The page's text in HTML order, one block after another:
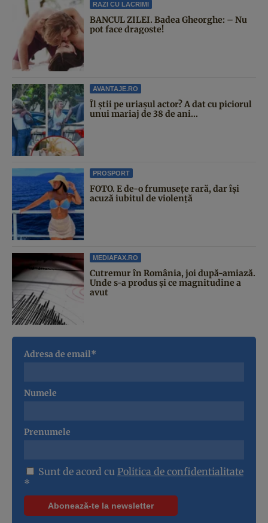
RAZI CU LACRIMI
BANCUL ZILEI. Badea Gheorghe: – Nu
pot face dragoste!
AVANTAJE.RO
Îl știi pe uriașul actor? A dat cu piciorul
unui mariaj de 38 de ani...
PROSPORT
FOTO. E de-o frumusețe rară, dar își
acuză iubitul de violență
MEDIAFAX.RO
Cutremur în România, joi după-amiază.
Unde s-a produs și ce magnitudine a
avut
Adresa de email*
Numele
Prenumele
Sunt de acord cu Politica de confidentialitate
*